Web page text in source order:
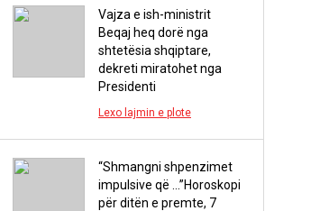
Vajza e ish-ministrit
Beqaj heq dorë nga
shtetësia shqiptare,
dekreti miratohet nga
Presidenti
Lexo lajmin e plote
“Shmangni shpenzimet
impulsive që …”Horoskopi
për ditën e premte, 7